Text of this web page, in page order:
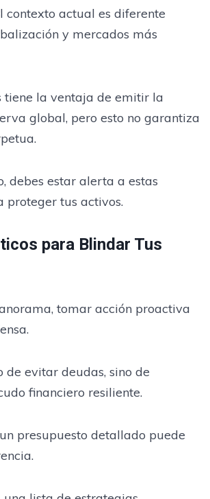
contexto actual es diferente
y mercados más
tiene la ventaja de emitir la
global, pero esto no garantiza
debes estar alerta a estas
proteger tus activos.
para Blindar Tus
tomar acción proactiva
de evitar deudas, sino de
financiero resiliente.
presupuesto detallado puede